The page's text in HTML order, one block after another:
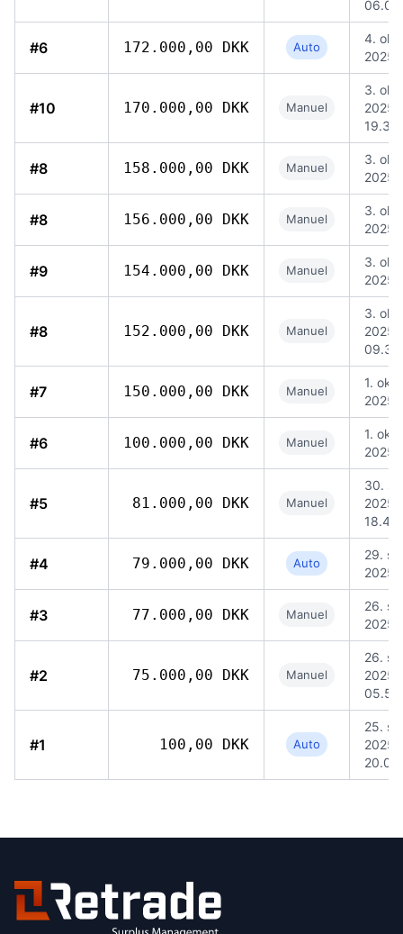
06.04
#6 172.000,00 DKK Auto
4. okt.
2025,
#10 170.000,00 DKK Manuel
3. okt.
2025,
19.30
#8 158.000,00 DKK Manuel
3. okt.
2025,
#8 156.000,00 DKK Manuel
3. okt.
2025,
#9 154.000,00 DKK Manuel
3. okt.
2025,
#8 152.000,00 DKK Manuel
3. okt.
2025,
09.37
#7 150.000,00 DKK Manuel
1. okt.
2025,
#6 100.000,00 DKK Manuel
1. okt.
2025,
#5 81.000,00 DKK Manuel
30.
2025,
18.44
#4 79.000,00 DKK Auto
29.
2025,
#3 77.000,00 DKK Manuel
26.
2025,
#2 75.000,00 DKK Manuel
26.
2025,
05.55
#1 100,00 DKK Auto
25.
2025,
20.06